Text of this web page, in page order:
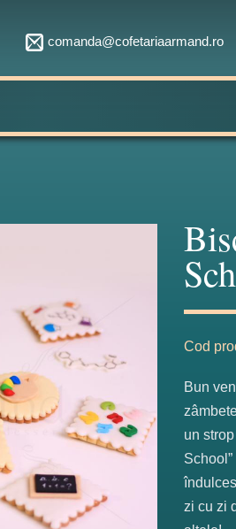
comanda@cofetariaarmand.ro
Cod
Bun
un
zi cu zi